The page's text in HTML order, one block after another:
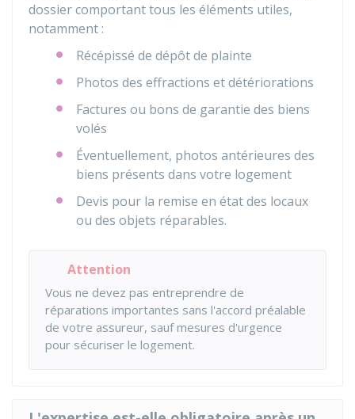
dossier comportant tous les éléments utiles,
notamment :
Récépissé de dépôt de plainte
Photos des effractions et détériorations
Factures ou bons de garantie des biens
volés
Éventuellement, photos antérieures des
biens présents dans votre logement
Devis pour la remise en état des locaux
ou des objets réparables.
Attention
Vous ne devez pas entreprendre de
réparations importantes sans l'accord préalable
de votre assureur, sauf mesures d'urgence
pour sécuriser le logement.